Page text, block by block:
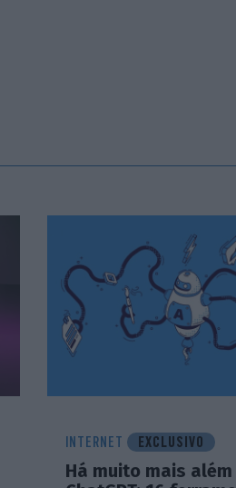
INTERNET EXCLUSIVO
Há muito mais além